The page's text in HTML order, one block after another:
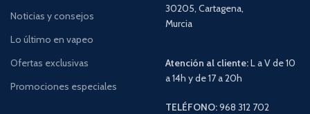
Noticias y consejos
Lo último en vapeo
Ofertas exclusivas
Promociones especiales
30205, Cartagena,
Murcia
Atención al cliente:L a V de 10
a 14h y de 17 a 20h
TELÉFONO:968 312 702